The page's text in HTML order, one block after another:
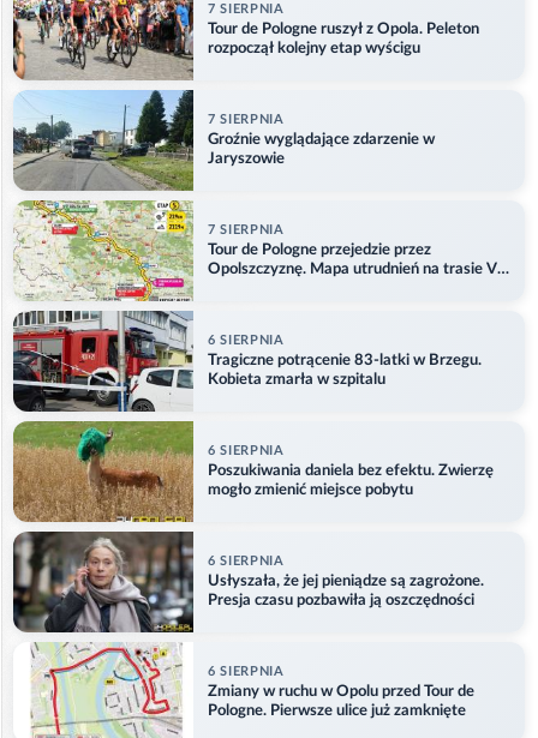
7 SIERPNIA
Tour de Pologne ruszył z Opola. Peleton
rozpoczął kolejny etap wyścigu
7 SIERPNIA
Groźnie wyglądające zdarzenie w
Jaryszowie
7 SIERPNIA
Tour de Pologne przejedzie przez
Opolszczyznę. Mapa utrudnień na trasie V
6 SIERPNIA
Tragiczne potrącenie 83-latki w Brzegu.
Kobieta zmarła w szpitalu
6 SIERPNIA
Poszukiwania daniela bez efektu. Zwierzę
mogło zmienić miejsce pobytu
6 SIERPNIA
Usłyszała, że jej pieniądze są zagrożone.
Presja czasu pozbawiła ją oszczędności
6 SIERPNIA
Zmiany w ruchu w Opolu przed Tour de
Pologne. Pierwsze ulice już zamknięte